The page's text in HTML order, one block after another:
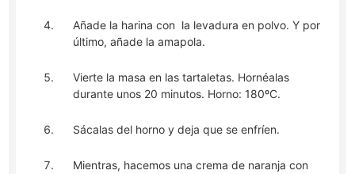
Añade la harina con la levadura en polvo. Y por
último, añade la amapola.
Vierte la masa en las tartaletas. Hornéalas
durante unos 20 minutos. Horno: 180ºC.
Sácalas del horno y deja que se enfríen.
Mientras, hacemos una crema de naranja con